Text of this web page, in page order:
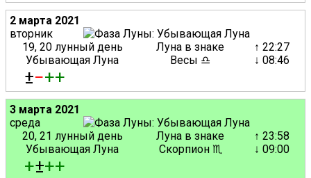
2 марта 2021
вторник
19, 20 лунный день
Убывающая Луна
Луна в знаке
Весы ♎
↑ 22:27
↓ 08:46
±−++
3 марта 2021
среда
20, 21 лунный день
Убывающая Луна
Луна в знаке
Скорпион ♏
↑ 23:58
↓ 09:00
+±++